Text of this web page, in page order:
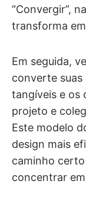
“Convergir”,
transforma
Em seguida,
converte suas
tangíveis e os
projeto e
Este modelo
design mais
caminho
concentrar